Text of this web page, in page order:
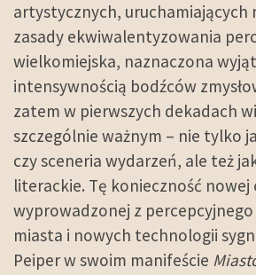
artystycznych, uruchamiających
zasady ekwiwalentyzowania
wielkomiejska, naznaczona
intensywnością bodźców
zatem w pierwszych dekadach
szczególnie ważnym – nie tylko
czy sceneria wydarzeń, ale też
literackie. Tę konieczność
wyprowadzonej z
miasta i nowych technologii
Peiper w swoim manifeście